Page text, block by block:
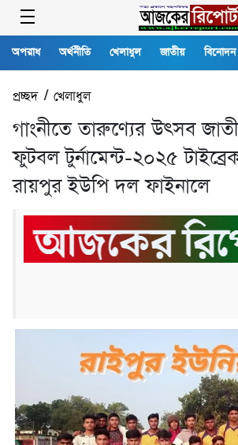
অপরাধ অর্থনীতি খেলাধুল জাতীয় বিনোদন
প্রচ্ছদ/ খেলাধুল
গাংনীতে তারুণ্যের উৎসব
ফুটবল টুর্নামেন্ট-২০২৫
রায়পুর ইউপি দল ফাইনালে